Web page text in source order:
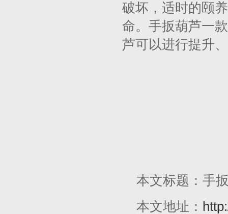
破坏，适时的颐
命。手扳葫芦一
芦可以进行提升
本文标题：手
本文地址：